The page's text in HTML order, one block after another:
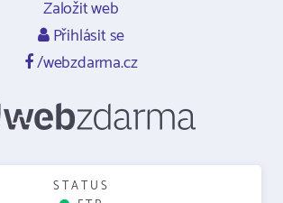
Založit web
Přihlásit se
/webzdarma.cz
STATUS